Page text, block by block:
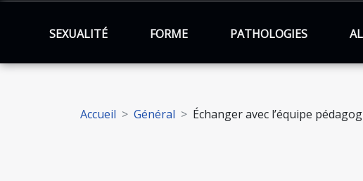
SEXUALITÉ FORME PATHOLOGIES
Accueil Général Échanger avec l’équipe